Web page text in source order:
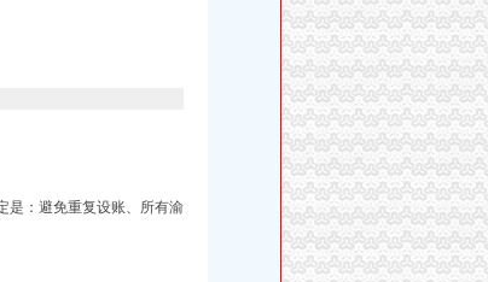
：避免重复设账、所有渝